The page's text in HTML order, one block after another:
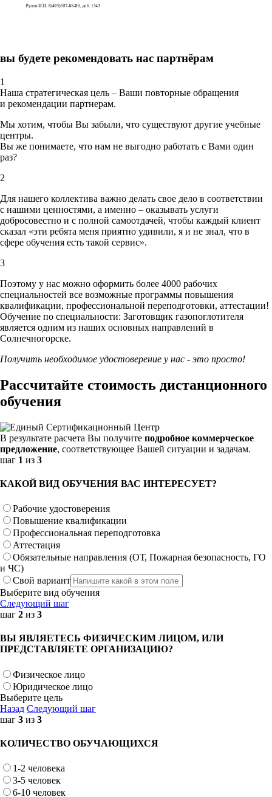
вы будете рекомендовать нас партнёрам
1
Наша стратегическая цель – Ваши повторные обращения
и рекомендации партнерам.
Мы хотим, чтобы Вы забыли, что существуют другие учебные
центры.
Вы же понимаете, что нам не выгодно работать с Вами один
раз?
2
Для нашего коллектива важно делать свое дело в соответствии
с нашими ценностями, а именно – оказывать услуги
добросовестно и с полной самоотдачей, чтобы каждый клиент
сказал «эти ребята меня приятно удивили, я и не знал, что в
сфере обучения есть такой сервис».
3
Поэтому у нас можно оформить более 4000 рабочих
специальностей все возможные программы повышения
квалификации, профессиональной переподготовки, аттестации!
Обучение по специальности: Заготовщик газопоглотителя
является одним из наших основных направлений в
Солнечногорске.
Получить необходимое удостоверение у нас - это просто!
Рассчитайте стоимость дистанционного
обучения
В результате расчета Вы получите подробное коммерческое
предложение, соответствующее Вашей ситуации и задачам.
шаг 1 из 3
КАКОЙ ВИД ОБУЧЕНИЯ ВАС ИНТЕРЕСУЕТ?
Рабочие удостоверения
Повышение квалификации
Профессиональная переподготовка
Аттестация
Обязательные направления (ОТ, Пожарная безопасность, ГО
и ЧС)
Свой вариант
Выберите вид обучения
Следующий шаг
шаг 2 из 3
ВЫ ЯВЛЯЕТЕСЬ ФИЗИЧЕСКИМ ЛИЦОМ, ИЛИ
ПРЕДСТАВЛЯЕТЕ ОРГАНИЗАЦИЮ?
Физическое лицо
Юридическое лицо
Выберите цель
Назад Следующий шаг
шаг 3 из 3
КОЛИЧЕСТВО ОБУЧАЮЩИХСЯ
1-2 человека
3-5 человек
6-10 человек